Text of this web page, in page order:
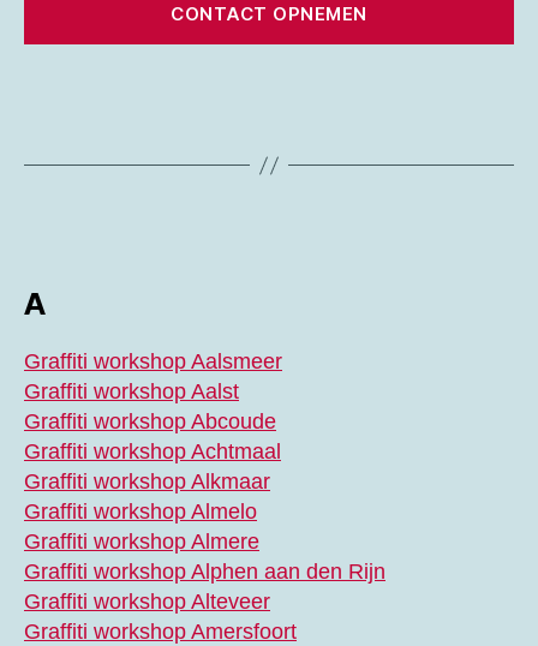
CONTACT OPNEMEN
A
Graffiti workshop Aalsmeer
Graffiti workshop Aalst
Graffiti workshop Abcoude
Graffiti workshop Achtmaal
Graffiti workshop Alkmaar
Graffiti workshop Almelo
Graffiti workshop Almere
Graffiti workshop Alphen aan den Rijn
Graffiti workshop Alteveer
Graffiti workshop Amersfoort